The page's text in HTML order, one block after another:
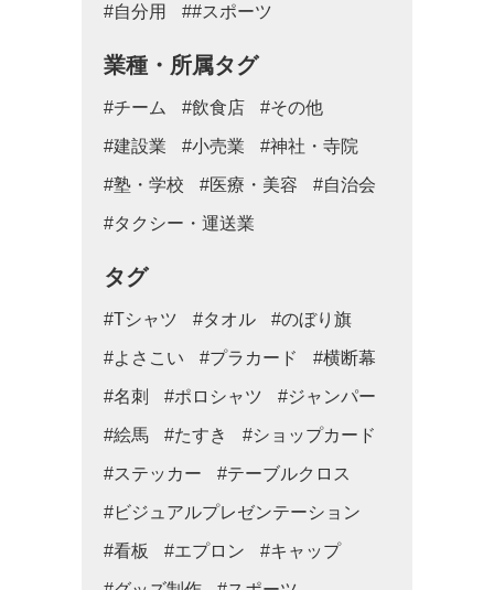
#自分用 ##スポーツ
業種・所属タグ
#チーム #飲食店 #その他
#建設業 #小売業 #神社・寺院
#塾・学校 #医療・美容 #自治会
#タクシー・運送業
タグ
#Tシャツ #タオル #のぼり旗
#よさこい #プラカード #横断幕
#名刺 #ポロシャツ #ジャンパー
#絵馬 #たすき #ショップカード
#ステッカー #テーブルクロス
#ビジュアルプレゼンテーション
#看板 #エプロン #キャップ